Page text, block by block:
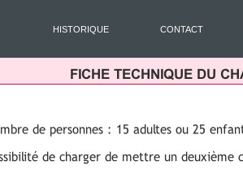
HISTORIQUE CONTACT